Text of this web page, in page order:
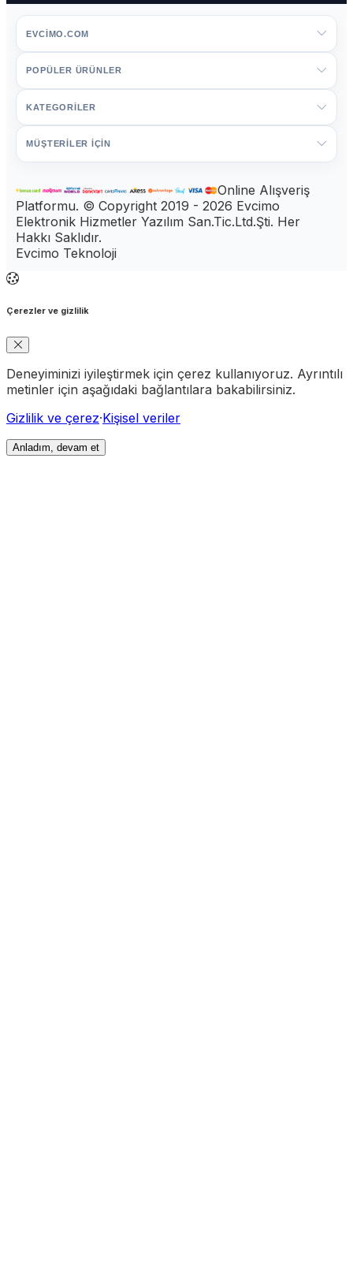
EVCIMO.COM
POPÜLER ÜRÜNLER
KATEGORİLER
MÜŞTERİLER İÇİN
Online Alışveriş
Platformu. © Copyright 2019 - 2026 Evcimo
Elektronik Hizmetler Yazılım San.Tic.Ltd.Şti. Her
Hakkı Saklıdır.
Evcimo Teknoloji
Çerezler ve gizlilik
Deneyiminizi iyileştirmek için çerez kullanıyoruz. Ayrıntılı
metinler için aşağıdaki bağlantılara bakabilirsiniz.
Gizlilik ve çerez·Kişisel veriler
Anladım, devam et